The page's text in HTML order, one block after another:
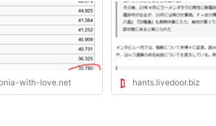
with-love.net hants.livedoor.biz